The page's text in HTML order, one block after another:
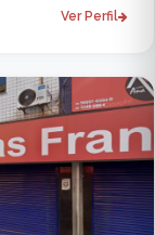
Ver Perfil